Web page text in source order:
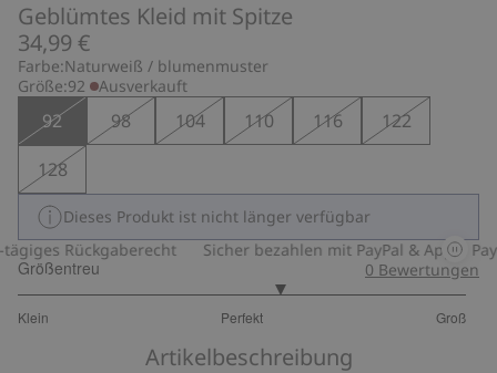
Geblümtes Kleid mit Spitze
34,99 €
Farbe:Naturweiß / blumenmuster
Größe:92 Ausverkauft
92 98 104 110 116
122
128
Dieses Produkt ist nicht länger verfügbar
Rückgaberecht
Sicher bezahlen mit PayPal & Apple Pay
Größentreu
Klein Perfekt Groß
von
0 Bewertungen
Artikelbeschreibung